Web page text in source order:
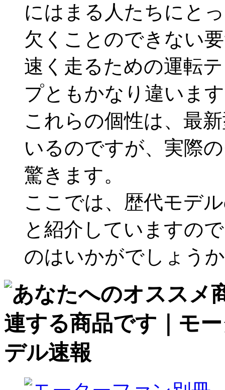
にはまる人たちにと
欠くことのできない
速く走るための運転
プともかなり違いま
これらの個性は、最
いるのですが、実際
驚きます。
ここでは、歴代モデ
と紹介していますの
のはいかがでしょう